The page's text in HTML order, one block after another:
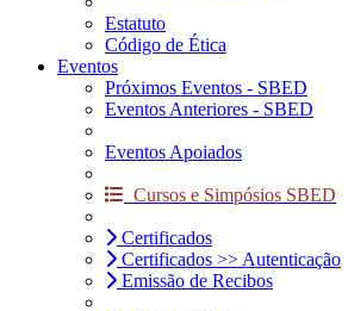
Estatuto
Código de Ética
Eventos
Próximos Eventos - SBED
Eventos Anteriores - SBED
Eventos Apoiados
Cursos e Simpósios SBED
Certificados
Certificados >> Autenticação
Emissão de Recibos